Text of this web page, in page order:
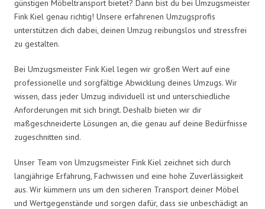
günstigen Möbeltransport bietet? Dann bist du bei Umzugsmeister
Fink Kiel genau richtig! Unsere erfahrenen Umzugsprofis
unterstützen dich dabei, deinen Umzug reibungslos und stressfrei
zu gestalten.
Bei Umzugsmeister Fink Kiel legen wir großen Wert auf eine
professionelle und sorgfältige Abwicklung deines Umzugs. Wir
wissen, dass jeder Umzug individuell ist und unterschiedliche
Anforderungen mit sich bringt. Deshalb bieten wir dir
maßgeschneiderte Lösungen an, die genau auf deine Bedürfnisse
zugeschnitten sind.
Unser Team von Umzugsmeister Fink Kiel zeichnet sich durch
langjährige Erfahrung, Fachwissen und eine hohe Zuverlässigkeit
aus. Wir kümmern uns um den sicheren Transport deiner Möbel
und Wertgegenstände und sorgen dafür, dass sie unbeschädigt an